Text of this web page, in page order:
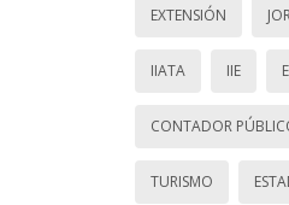
EXTENSIÓN
IIATA IIE
CONTADOR
TURISMO